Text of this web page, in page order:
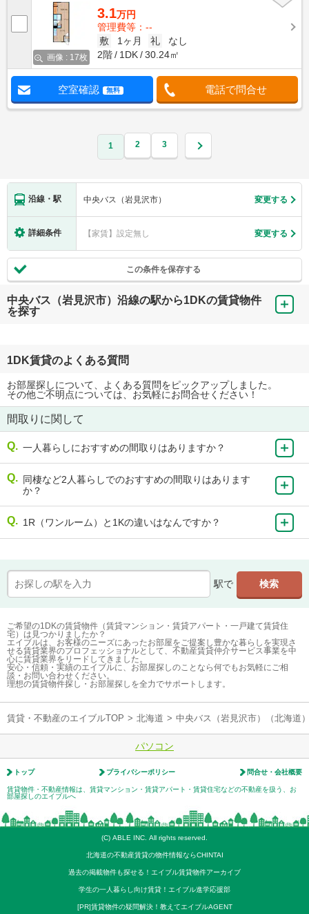
画像 : 17枚
3.1万円
管理費等：--
敷
1ヶ月 礼
なし
2階
1DK 30.24㎡
空室確認 無料 電話で問合せ
1 2 3
沿線・駅 中央バス（岩見沢市） 変更する
詳細条件 【家賃】設定無し 変更する
この条件を保存する
中央バス（岩見沢市）沿線の駅から1DKの賃貸物件
を探す
1DK賃貸のよくある質問
お部屋探しについて、よくある質問をピックアップしました。
その他ご不明点については、お気軽にお問合せください！
間取りに関して
一人暮らしにおすすめの間取りはありますか？
同棲など2人暮らしでのおすすめの間取りはあります
か？
1R（ワンルーム）と1Kの違いはなんですか？
駅で
ご希望の1DKの賃貸物件（賃貸マンション・賃貸アパート・一戸建て賃貸住
宅）は見つかりましたか？
エイブルは、お客様のニーズにあったお部屋をご提案し豊かな暮らしを実現さ
せる賃貸業界のプロフェッショナルとして、不動産賃貸仲介サービス事業を中
心に賃貸業界をリードしてきました。
安心・信頼・実績のエイブルに、お部屋探しのことなら何でもお気軽にご相
談・お問い合わせください。
理想の賃貸物件探し・お部屋探しを全力でサポートします。
賃貸・不動産のエイブルTOP > 北海道 > 中央バス（岩見沢市）（北海道
パソコン
トップ プライバシーポリシー 問合せ・会社概要
賃貸物件・不動産情報は、賃貸マンション・賃貸アパート・賃貸住宅などの不動産を扱う、お
部屋探しのエイブルへ
(C) ABLE INC. All rights reserved.
北海道の不動産賃貸の物件情報ならCHINTAI
過去の掲載物件も探せる！エイブル賃貸物件アーカイブ
学生の一人暮らし向け賃貸！エイブル進学応援部
[PR]賃貸物件の疑問解決！教えてエイブルAGENT